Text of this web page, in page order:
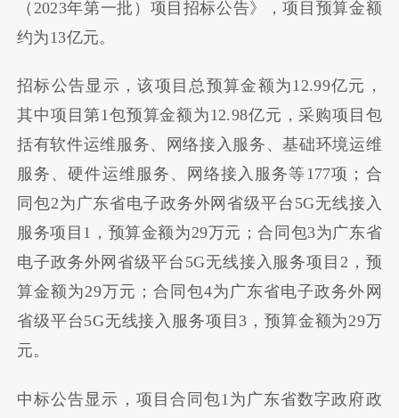
（2023年第一批）项目招标公告》，项目预算金额
约为13亿元。
招标公告显示，该项目总预算金额为12.99亿元，
其中项目第1包预算金额为12.98亿元，采购项目包
括有软件运维服务、网络接入服务、基础环境运维
服务、硬件运维服务、网络接入服务等177项；合
同包2为广东省电子政务外网省级平台5G无线接入
服务项目1，预算金额为29万元；合同包3为广东省
电子政务外网省级平台5G无线接入服务项目2，预
算金额为29万元；合同包4为广东省电子政务外网
省级平台5G无线接入服务项目3，预算金额为29万
元。
中标公告显示，项目合同包1为广东省数字政府政